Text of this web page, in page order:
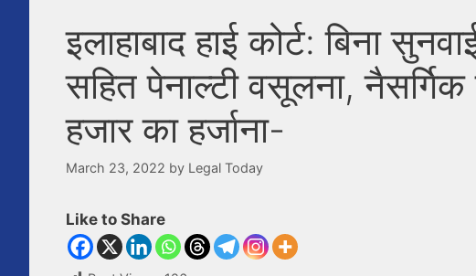
इलाहाबाद हाई कोर्ट: बिना
सहित पेनाल्टी वसूलना,
हजार का हर्जाना-
March 23, 2022 by Legal Today
Like to Share